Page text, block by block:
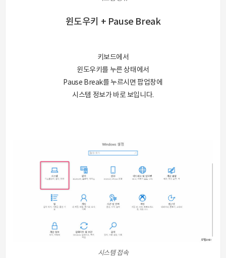
윈도우키 + Pause Break
키보드에서
윈도우키를 누른 상태에서
Pause Break를 누르시면 팝업창에
시스템 정보가 바로 보입니다.
시스템 접속